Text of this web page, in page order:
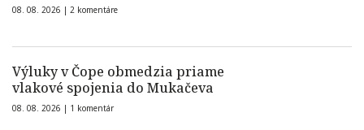
08. 08. 2026 | 2 komentáre
Výluky v Čope obmedzia priame
vlakové spojenia do Mukačeva
08. 08. 2026 | 1 komentár